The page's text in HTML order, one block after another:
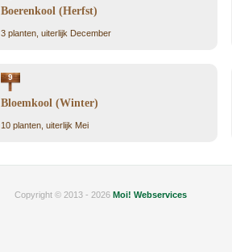
Boerenkool (Herfst)
3 planten, uiterlijk December
9
Bloemkool (Winter)
10 planten, uiterlijk Mei
Copyright © 2013 - 2026 Moi! Webservices